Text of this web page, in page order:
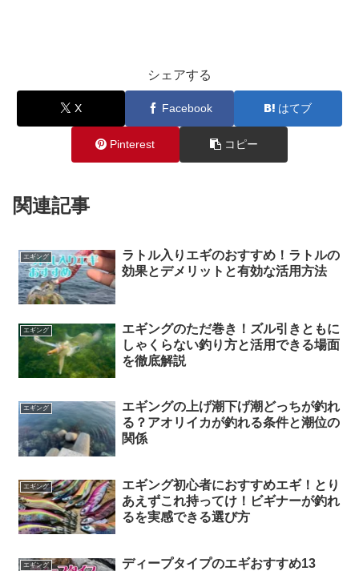
シェアする
X Facebook はてブ
Pinterest コピー
関連記事
エギング
ラトル入りエギのおすすめ！ラトルの
効果とデメリットと有効な活用方法
エギング
エギングのただ巻き！ズル引きともに
しゃくらない釣り方と活用できる場面
を徹底解説
エギング
エギングの上げ潮下げ潮どっちが釣れ
る？アオリイカが釣れる条件と潮位の
関係
エギング
エギング初心者におすすめエギ！とり
あえずこれ持ってけ！ビギナーが釣れ
るを実感できる選び方
エギング
ディープタイプのエギおすすめ13